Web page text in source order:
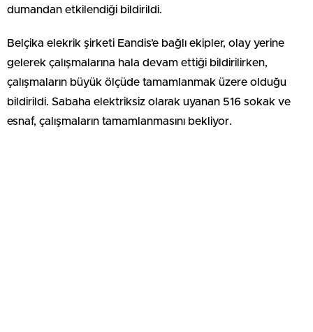
dumandan etkilendiği bildirildi.
Belçika elekrik şirketi Eandis’e bağlı ekipler, olay yerine
gelerek çalışmalarına hala devam ettiği bildirilirken,
çalışmaların büyük ölçüde tamamlanmak üzere olduğu
bildirildi. Sabaha elektriksiz olarak uyanan 516 sokak ve
esnaf, çalışmaların tamamlanmasını bekliyor.